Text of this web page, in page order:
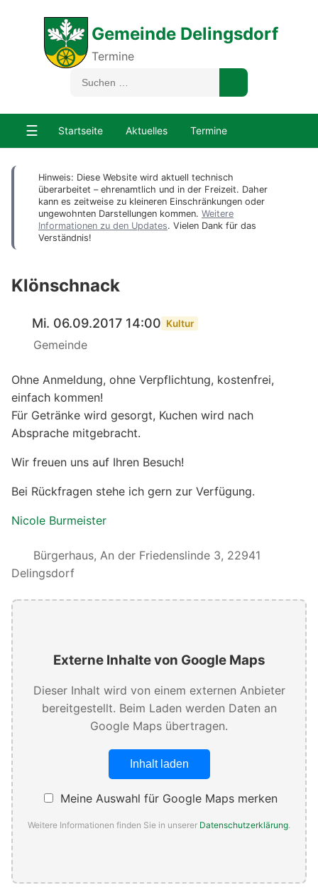
Gemeinde Delingsdorf
Termine
☰ Startseite Aktuelles Termine
Hinweis: Diese Website wird aktuell technisch
überarbeitet – ehrenamtlich und in der Freizeit. Daher
kann es zeitweise zu kleineren Einschränkungen oder
ungewohnten Darstellungen kommen. Weitere
Informationen zu den Updates. Vielen Dank für das
Verständnis!
Klönschnack
Mi. 06.09.2017 14:00 Kultur
Gemeinde
Ohne Anmeldung, ohne Verpflichtung, kostenfrei,
einfach kommen!
Für Getränke wird gesorgt, Kuchen wird nach
Absprache mitgebracht.
Wir freuen uns auf Ihren Besuch!
Bei Rückfragen stehe ich gern zur Verfügung.
Nicole Burmeister
Bürgerhaus, An der Friedenslinde 3, 22941
Delingsdorf
Externe Inhalte von Google Maps
Dieser Inhalt wird von einem externen Anbieter
bereitgestellt. Beim Laden werden Daten an
Google Maps übertragen.
Inhalt laden
Meine Auswahl für Google Maps merken
Weitere Informationen finden Sie in unserer Datenschutzerklärung.